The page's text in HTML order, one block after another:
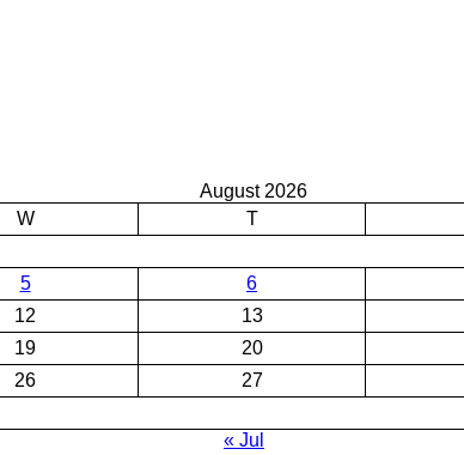
August 2026
W T
5 6
12 13
19 20
26 27
« Jul